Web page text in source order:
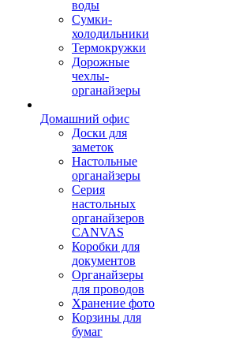
воды
Сумки-
холодильники
Термокружки
Дорожные
чехлы-
органайзеры
Домашний офис
Доски для
заметок
Настольные
органайзеры
Серия
настольных
органайзеров
CANVAS
Коробки для
документов
Органайзеры
для проводов
Хранение фото
Корзины для
бумаг